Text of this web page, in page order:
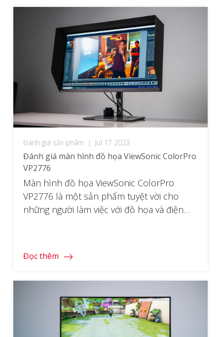
Đánh giá sản phẩm | Jul 17 2023
Đánh giá màn hình đồ họa ViewSonic ColorPro
VP2776
Màn hình đồ họa ViewSonic ColorPro
VP2776 là một sản phẩm tuyệt vời cho
những người làm việc với đồ họa và điện
phân khúc này, sản phẩm […]
Đọc thêm